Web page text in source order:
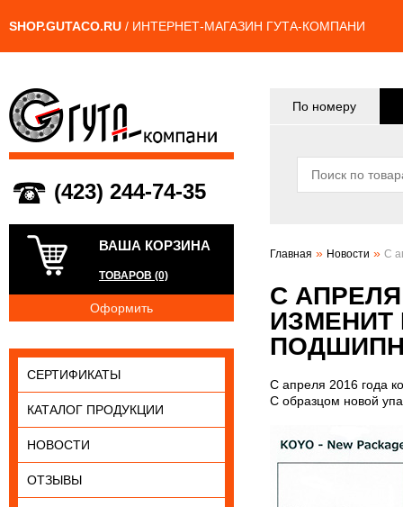
SHOP.GUTACO.RU / ИНТЕРНЕТ-МАГАЗИН ГУТА-КОМПАНИ
(423) 244-74-35
ВАША КОРЗИНА
ТОВАРОВ (0)
Оформить
СЕРТИФИКАТЫ
КАТАЛОГ ПРОДУКЦИИ
НОВОСТИ
ОТЗЫВЫ
По номеру
Главная » Новости » С
С АПРЕЛЯ
ИЗМЕНИТ
С апреля 2016 года
С образцом новой